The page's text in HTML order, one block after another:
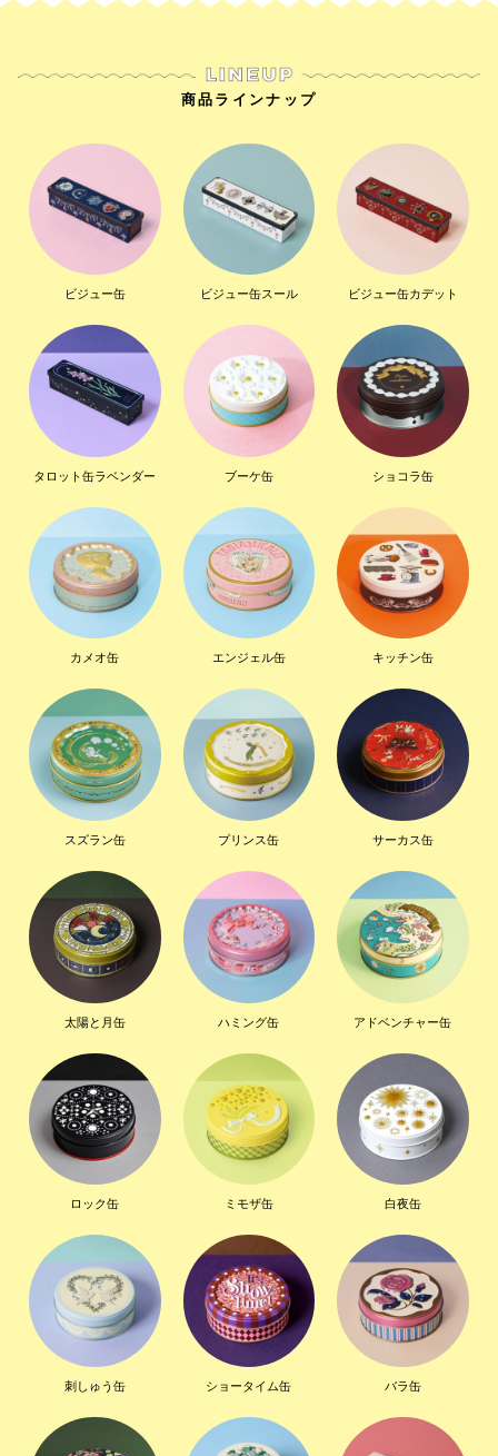
商品ラインナップ
ビジュー缶 ビジュー缶スール ビジュー缶カデット
タロット缶ラベンダー ブーケ缶 ショコラ缶
カメオ缶 エンジェル缶 キッチン缶
スズラン缶 プリンス缶 サーカス缶
太陽と月缶 ハミング缶 アドベンチャー缶
ロック缶 ミモザ缶 白夜缶
刺しゅう缶 ショータイム缶 バラ缶